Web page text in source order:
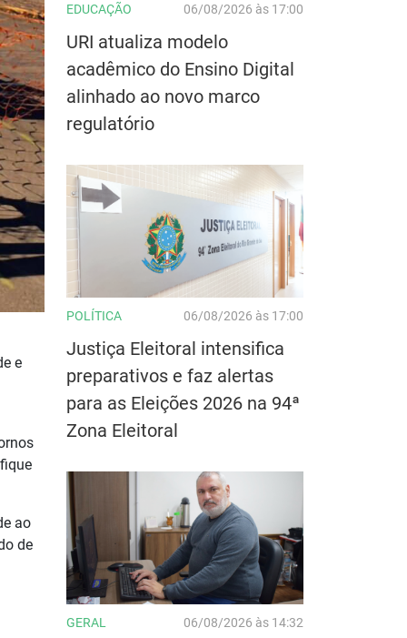
e
ao
de
EDUCAÇÃO 06/08/2026 às 17:00
URI atualiza modelo
acadêmico do Ensino Digital
alinhado ao novo marco
regulatório
POLÍTICA 06/08/2026 às 17:00
Justiça Eleitoral intensifica
preparativos e faz alertas
para as Eleições 2026 na 94ª
Zona Eleitoral
GERAL 06/08/2026 às 14:32